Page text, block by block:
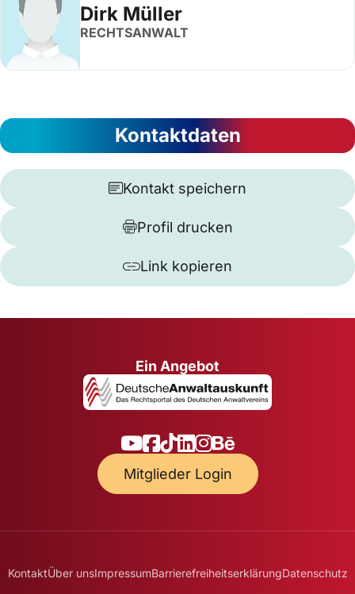
Dirk Müller
RECHTSANWALT
Kontaktdaten
Kontakt speichern
Profil drucken
Link kopieren
Ein Angebot
Mitglieder Login
KontaktÜber unsImpressumBarrierefreiheitserklärungDatenschutz